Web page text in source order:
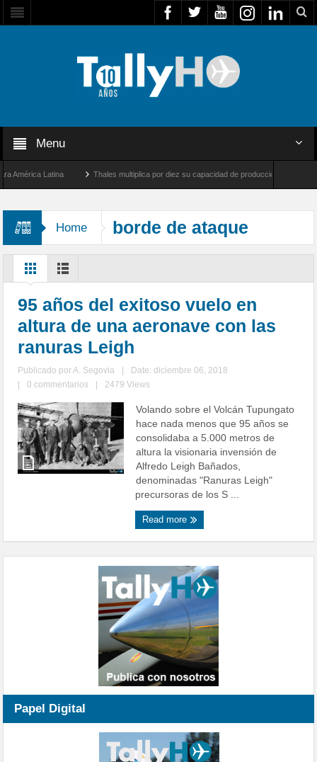
Menu
Latina Thales multiplica por diez su capacidad de producción de radares en
Home borde de ataque
95 años del exitoso vuelo en
altura de una aeronave con las
ranuras Leigh
Publicado porA. Segovia
Date: diciembre 06, 2018
0 commentarios 2479 Views
Volando sobre el Volcán Tupungato
hace nada menos que 95 años se
consolidaba a 5.000 metros de
altura la visionaria invensión de
Alfredo Leigh Bañados,
denominadas "Ranuras Leigh"
precursoras de los S ...
Read more
Papel Digital